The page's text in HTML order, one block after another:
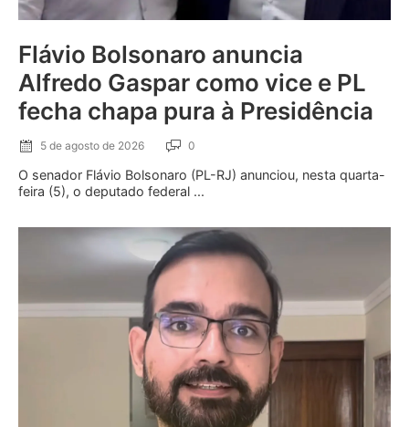
Flávio Bolsonaro anuncia
Alfredo Gaspar como vice e PL
fecha chapa pura à Presidência
5 de agosto de 2026 0
O senador Flávio Bolsonaro (PL-RJ) anunciou, nesta quarta-
feira (5), o deputado federal ...